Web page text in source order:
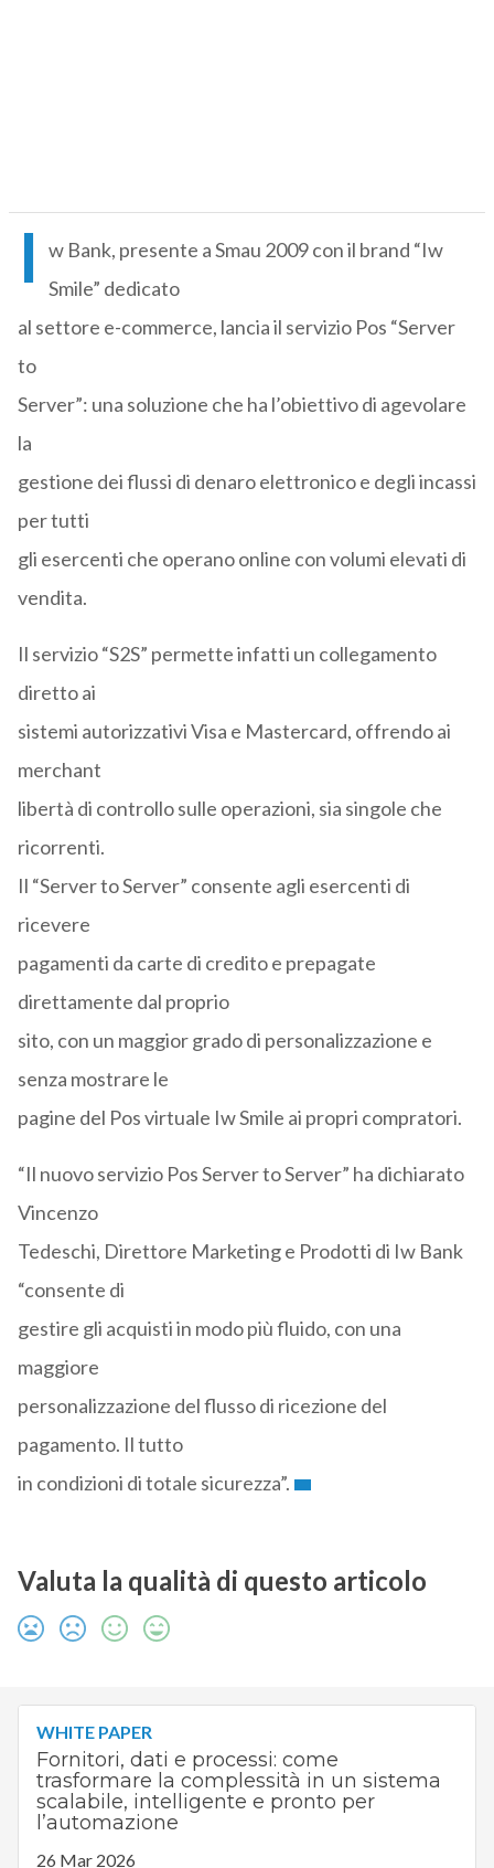
I
w Bank, presente a Smau 2009 con il brand “Iw
Smile” dedicato
al settore e-commerce, lancia il servizio Pos “Server
to
Server”: una soluzione che ha l’obiettivo di agevolare
la
gestione dei flussi di denaro elettronico e degli incassi
per tutti
gli esercenti che operano online con volumi elevati di
vendita.
Il servizio “S2S” permette infatti un collegamento
diretto ai
sistemi autorizzativi Visa e Mastercard, offrendo ai
merchant
libertà di controllo sulle operazioni, sia singole che
ricorrenti.
Il “Server to Server” consente agli esercenti di
ricevere
pagamenti da carte di credito e prepagate
direttamente dal proprio
sito, con un maggior grado di personalizzazione e
senza mostrare le
pagine del Pos virtuale Iw Smile ai propri compratori.
“Il nuovo servizio Pos Server to Server” ha dichiarato
Vincenzo
Tedeschi, Direttore Marketing e Prodotti di Iw Bank
“consente di
gestire gli acquisti in modo più fluido, con una
maggiore
personalizzazione del flusso di ricezione del
pagamento. Il tutto
in condizioni di totale sicurezza”.
Valuta la qualità di questo articolo
WHITE PAPER
Fornitori, dati e processi: come
trasformare la complessità in un sistema
scalabile, intelligente e pronto per
l’automazione
26 Mar 2026